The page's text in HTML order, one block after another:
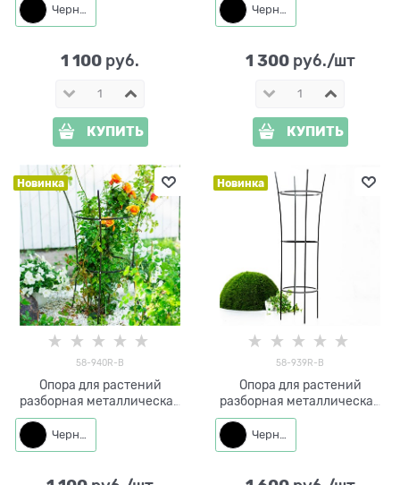
Черный
1 100 руб.
КУПИТЬ
Черный
1 300 руб./шт
КУПИТЬ
Новинка
58-940R-B
Опора для растений
разборная металлическая
58-940R высота 90 см
Черный
Новинка
58-939R-B
Опора для растений
разборная металлическая
58-939R высота 150 см
Черный